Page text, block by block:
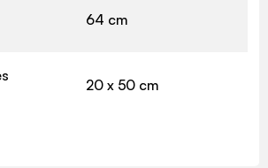
64 cm
20 x 50 cm